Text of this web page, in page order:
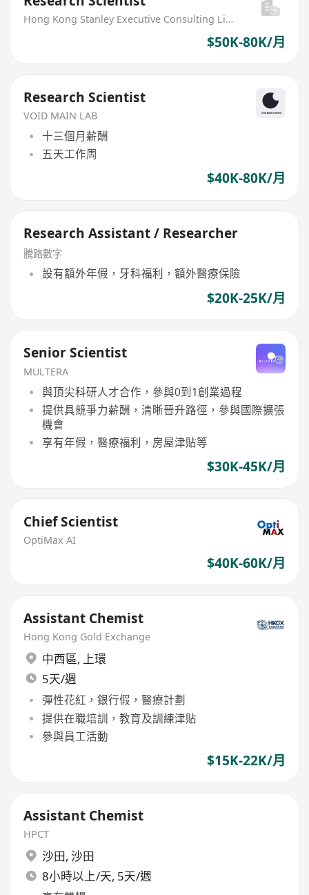
Hong Kong Stanley Executive Consulting Limited
$50K-80K/月
Research Scientist
VOID MAIN LAB
十三個月薪酬
五天工作周
$40K-80K/月
Research Assistant / Researcher
騰路數字
設有額外年假，牙科福利，額外醫療保險
$20K-25K/月
Senior Scientist
MULTERA
與頂尖科研人才合作，參與0到1創業過程
提供具競爭力薪酬，清晰晉升路徑，參與國際擴張
機會
享有年假，醫療福利，房屋津貼等
$30K-45K/月
Chief Scientist
OptiMax AI
$40K-60K/月
Assistant Chemist
Hong Kong Gold Exchange
中西區, 上環
5天/週
彈性花紅，銀行假，醫療計劃
提供在職培訓，教育及訓練津貼
參與員工活動
$15K-22K/月
Assistant Chemist
HPCT
沙田, 沙田
8小時以上/天, 5天/週